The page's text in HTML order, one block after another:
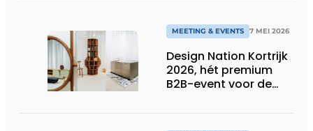
MEETING & EVENTS 7 MEI 2026
Design Nation Kortrijk
2026, hét premium
B2B-event voor de